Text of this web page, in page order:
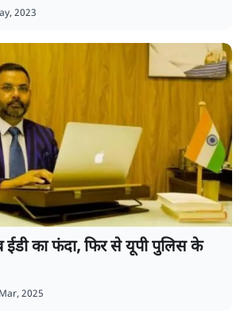
2023
ईडी का फंदा, फिर से यूपी पुलिस के
2025